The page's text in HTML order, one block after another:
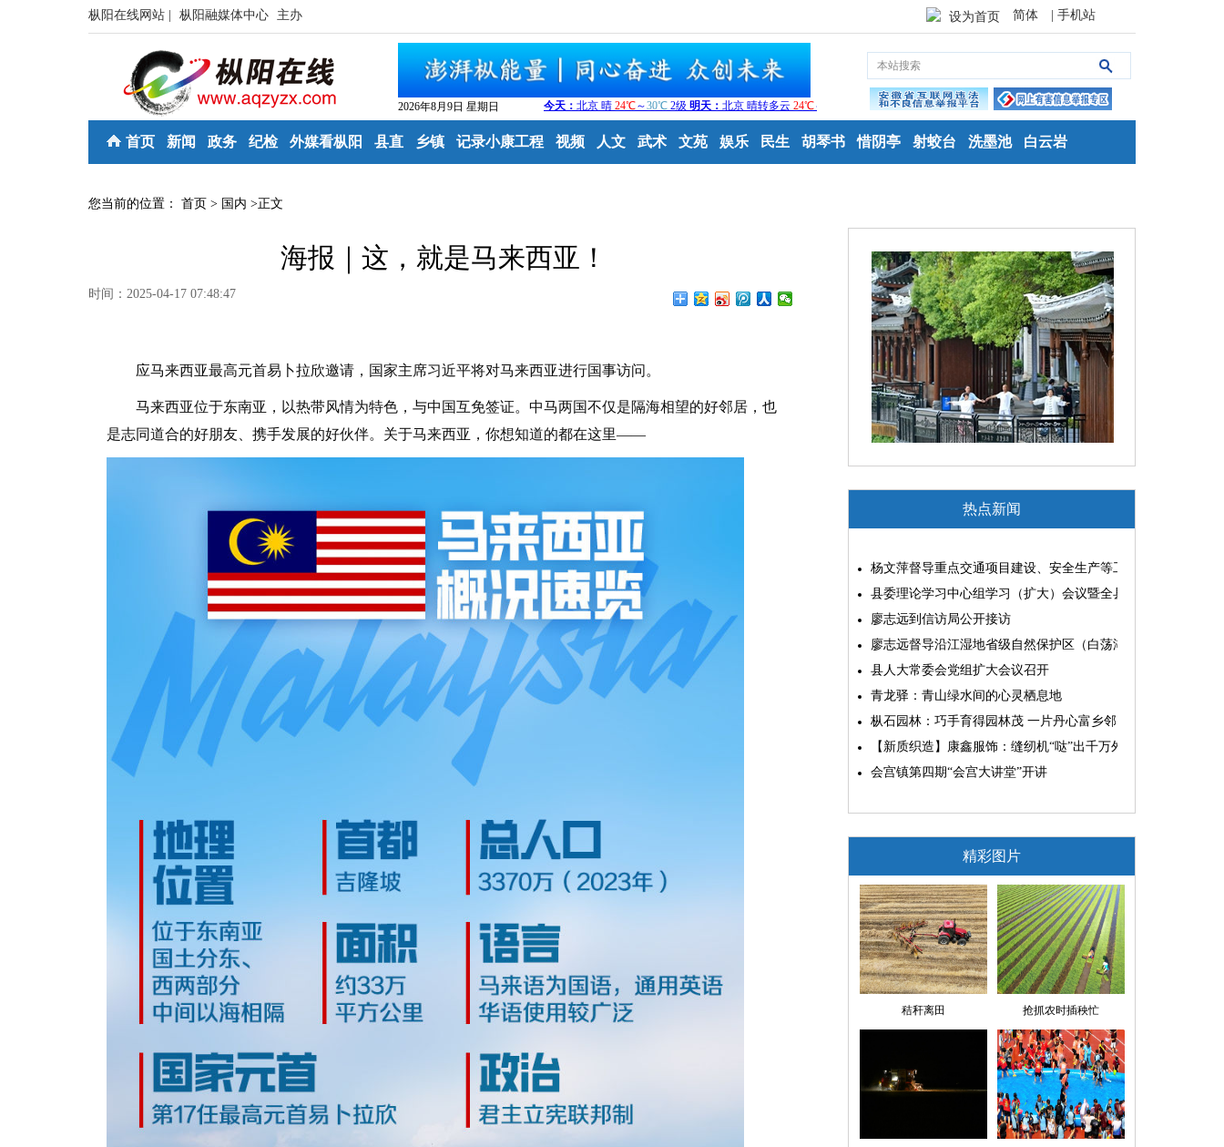
枞阳在线网站 | 枞阳融媒体中心 主办 设为首页 简体 | 手机站
2026年8月9日 星期日
首页 新闻 政务 纪检 外媒看枞阳 县直 乡镇 记录小康工程 视频 人文 武术 文苑 娱乐 民生 胡琴书 惜阴亭 射蛟台 洗墨池 白云岩
您当前的位置： 首页 > 国内 >正文
海报｜这，就是马来西亚！
时间：2025-04-17 07:48:47
应马来西亚最高元首易卜拉欣邀请，国家主席习近平将对马来西亚进行国事访问。
马来西亚位于东南亚，以热带风情为特色，与中国互免签证。中马两国不仅是隔海相望的好邻居，也
是志同道合的好朋友、携手发展的好伙伴。关于马来西亚，你想知道的都在这里——
热点新闻
杨文萍督导重点交通项目建设、安全生产等工作
县委理论学习中心组学习（扩大）会议暨全县“两为”能力素质
廖志远到信访局公开接访
廖志远督导沿江湿地省级自然保护区（白荡湖片区）问题整改
县人大常委会党组扩大会议召开
青龙驿：青山绿水间的心灵栖息地
枞石园林：巧手育得园林茂 一片丹心富乡邻
【新质织造】康鑫服饰：缝纫机“哒”出千万外贸大生意
会宫镇第四期“会宫大讲堂”开讲
精彩图片
秸秆离田 抢抓农时插秧忙